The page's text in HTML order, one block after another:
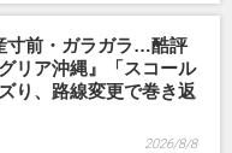
寸前・ガラガラ…酷評
リア沖縄』「スコール
り、路線変更で巻き返
2026/8/8